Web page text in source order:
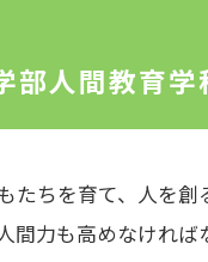
部人間教育学
たちを育て、人を創
間力も高めなければ